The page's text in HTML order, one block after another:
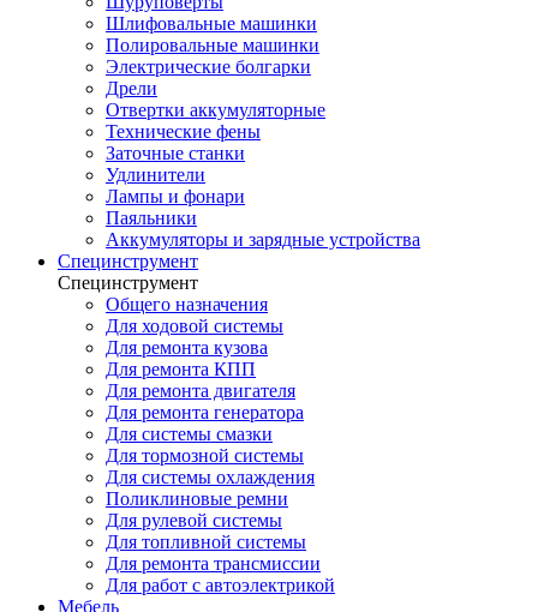
Шлифовальные машинки
Полировальные машинки
Электрические болгарки
Дрели
Отвертки аккумуляторные
Технические фены
Заточные станки
Удлинители
Лампы и фонари
Паяльники
Аккумуляторы и зарядные устройства
Специнструмент
Специнструмент
Общего назначения
Для ходовой системы
Для ремонта кузова
Для ремонта КПП
Для ремонта двигателя
Для ремонта генератора
Для системы смазки
Для тормозной системы
Для системы охлаждения
Поликлиновые ремни
Для рулевой системы
Для топливной системы
Для ремонта трансмиссии
Для работ с автоэлектрикой
Мебель